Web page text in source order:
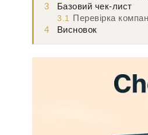
3
Базовий чек-лист
3.1 Перевірка
4
Висновок